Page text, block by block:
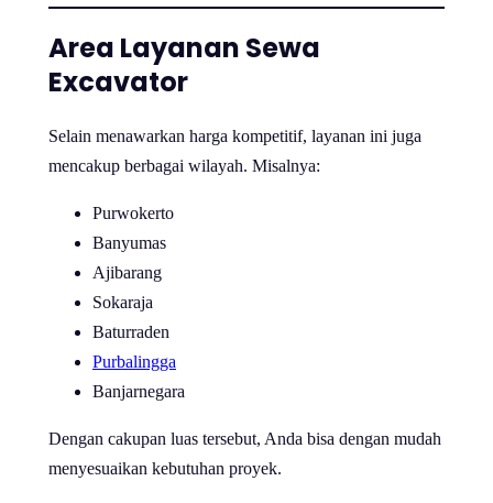
Area Layanan Sewa
Excavator
Selain menawarkan harga kompetitif, layanan ini juga
mencakup berbagai wilayah. Misalnya:
Purwokerto
Banyumas
Ajibarang
Sokaraja
Baturraden
Purbalingga
Banjarnegara
Dengan cakupan luas tersebut, Anda bisa dengan mudah
menyesuaikan kebutuhan proyek.